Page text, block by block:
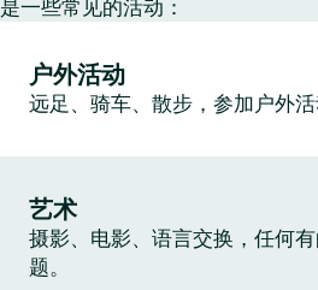
是一些常见的活动：
户外活动
远足、骑车、散步，参加户外活
艺术
摄影、电影、语言交换，任何
题。